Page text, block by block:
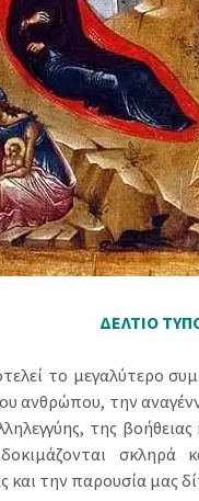
ΔΕΛΤΙΟ
το μεγαλύτερο
ανθρώπου, την
της
σκληρά
και την παρουσία μας